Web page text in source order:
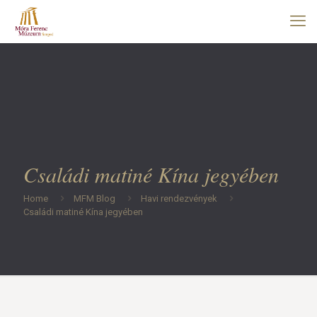
Családi matiné Kína jegyében
Home MFM Blog
Havi rendezvények
Családi matiné Kína jegyében